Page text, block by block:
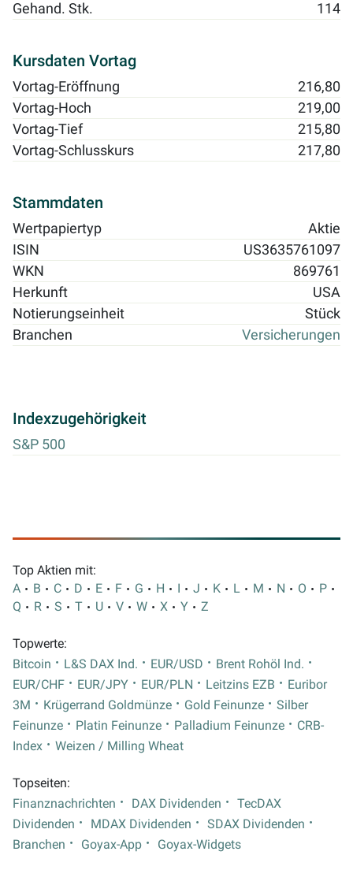
Gehand. Stk.
114
Kursdaten Vortag
Vortag-Eröffnung
216,80
Vortag-Hoch
219,00
Vortag-Tief
215,80
Vortag-Schlusskurs
217,80
Stammdaten
Wertpapiertyp
Aktie
ISIN
US3635761097
WKN
869761
Herkunft
USA
Notierungseinheit
Stück
Branchen
Versicherungen
Indexzugehörigkeit
S&P 500
Top Aktien mit:
A
B C D E F G H I J K L M N O
P
Q
R S T U V W X Y Z
Topwerte:
Bitcoin
L&S DAX Ind. EUR/USD
Brent Rohöl Ind.
EUR/CHF
EUR/JPY EUR/PLN Leitzins EZB
Euribor
3M
Krügerrand Goldmünze Gold Feinunze
Silber
Feinunze
Platin Feinunze Palladium Feinunze
CRB-
Index
Weizen / Milling Wheat
Topseiten:
Finanznachrichten
DAX Dividenden
TecDAX
Dividenden
MDAX Dividenden
SDAX Dividenden
Branchen
Goyax-App Goyax-Widgets